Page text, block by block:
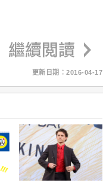
更新日期：2016-04-17